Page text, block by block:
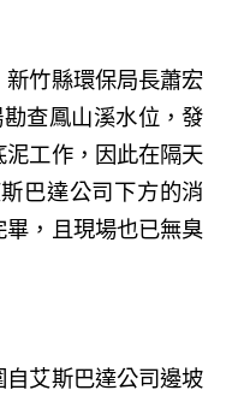
竹縣環保局長蕭宏
查鳳山溪水位，發
工作，因此在隔天
巴達公司下方的消
，且現場也已無臭
艾斯巴達公司邊坡